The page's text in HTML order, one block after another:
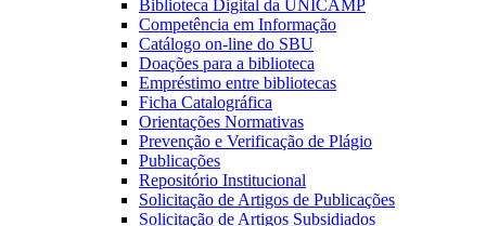
Biblioteca Digital da UNICAMP
Competência em Informação
Catálogo on-line do SBU
Doações para a biblioteca
Empréstimo entre bibliotecas
Ficha Catalográfica
Orientações Normativas
Prevenção e Verificação de Plágio
Publicações
Repositório Institucional
Solicitação de Artigos de Publicações
Solicitação de Artigos Subsidiados